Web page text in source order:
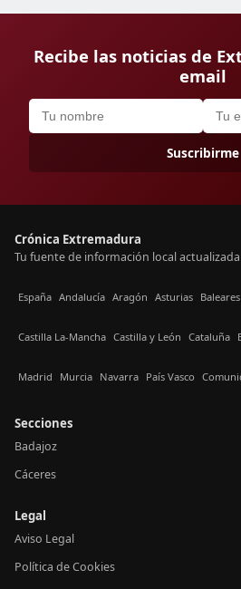
Recibe las noticias de
email
Suscribirme
Crónica Extremadura
Tu fuente de información local
España Andalucía Aragón Asturias Baleares
Castilla La-Mancha Castilla y León Cataluña
Madrid Murcia Navarra País Vasco
Secciones
Badajoz
Cáceres
Legal
Aviso Legal
Política de Cookies